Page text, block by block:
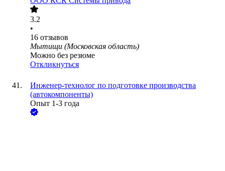
3.2
•
16 отзывов
Мытищи (Московская область)
Можно без резюме
Откликнуться
Инженер-технолог по подготовке производства
(автокомпоненты)
Опыт 1-3 года